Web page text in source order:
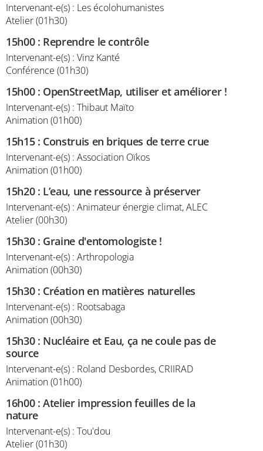
Intervenant-e(s) : Les écolohumanistes
Atelier (01h30)
15h00: Reprendre le contrôle
Intervenant-e(s) : Vinz Kanté
Conférence (01h30)
15h00: OpenStreetMap, utiliser et améliorer !
Intervenant-e(s) : Thibaut Maïto
Animation (01h00)
15h15: Construis en briques de terre crue
Intervenant-e(s) : Association Oïkos
Animation (01h00)
15h20: L’eau, une ressource à préserver
Intervenant-e(s) : Animateur énergie climat, ALEC
Atelier (00h30)
15h30: Graine d'entomologiste !
Intervenant-e(s) : Arthropologia
Animation (00h30)
15h30: Création en matières naturelles
Intervenant-e(s) : Rootsabaga
Animation (00h30)
15h30: Nucléaire et Eau, ça ne coule pas de
source
Intervenant-e(s) : Roland Desbordes, CRIIRAD
Animation (01h00)
16h00:Atelier impression feuilles de la
nature
Intervenant-e(s) : Tou'dou
Atelier (01h30)